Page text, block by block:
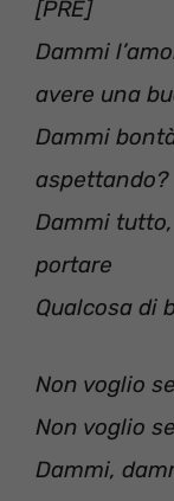
[PRE]
Dammi
avere una
Dammi
aspettando?
Dammi
portare
Qualcosa di
Non voglio
Non voglio
Dammi,